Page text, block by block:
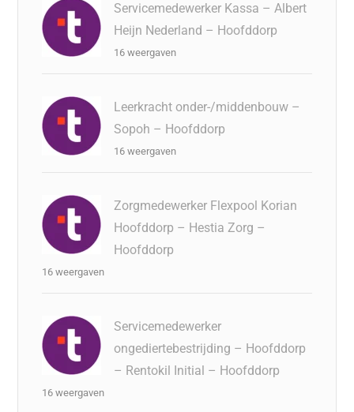
Servicemedewerker Kassa – Albert
Heijn Nederland – Hoofddorp
16 weergaven
Leerkracht onder-/middenbouw –
Sopoh – Hoofddorp
16 weergaven
Zorgmedewerker Flexpool Korian
Hoofddorp – Hestia Zorg –
Hoofddorp
16 weergaven
Servicemedewerker
ongediertebestrijding – Hoofddorp
– Rentokil Initial – Hoofddorp
16 weergaven